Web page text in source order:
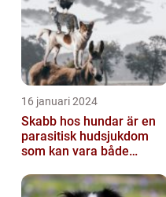
16 januari 2024
Skabb hos hundar är en
parasitisk hudsjukdom
som kan vara både
för våra fy...